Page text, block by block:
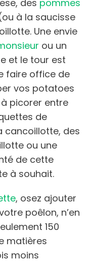
des pommes
à la saucisse
Une envie
ou un
et le tour est
faire office de
vos potatoes
picorer entre
de
cancoillotte, des
ou une
de cette
à souhait.
, osez ajouter
poêlon, n’en
150
matières
moins